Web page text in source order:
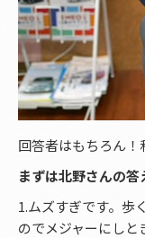
回答者はもちろん
まずは北野さんの答
1.ムズすぎです。歩
のでメジャーにしと